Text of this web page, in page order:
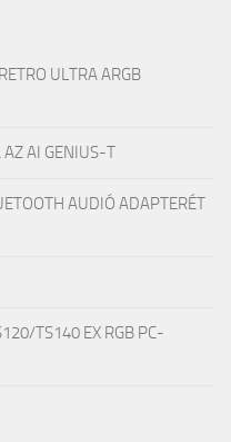
ULTRA ARGB
AZ AI GENIUS-T
AUDIÓ ADAPTERÉT
TS140 EX RGB PC-